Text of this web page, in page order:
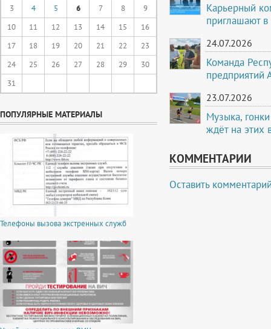
3
4 5 6 7 8
9
10
11 12 13 14 15
16
17
18 19 20 21 22
23
24
25 26 27 28 29
30
31
ПОПУЛЯРНЫЕ МАТЕРИАЛЫ
Телефоны вызова экстренных служб
Карьерный
приглашают
24.07.2026
Команда
предприятий
23.07.2026
Музыка,
ждёт на этих
КОММЕНТАРИИ
Оставить